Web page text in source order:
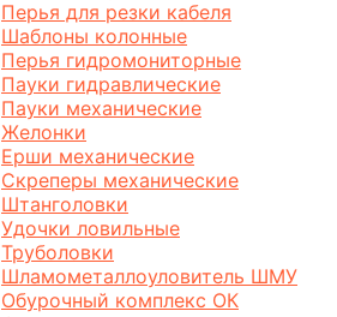
Перья для резки кабеля
Шаблоны колонные
Перья гидромониторные
Пауки гидравлические
Пауки механические
Желонки
Ерши механические
Скреперы механические
Штанголовки
Удочки ловильные
Труболовки
Шламометаллоуловитель ШМУ
Обурочный комплекс ОК